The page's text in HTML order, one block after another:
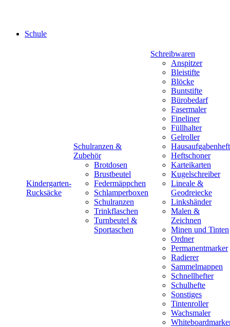
Schule
Kindergarten-
Rucksäcke
Schulranzen &
Zubehör
Brotdosen
Brustbeutel
Federmäppchen
Schlamperboxen
Schulranzen
Trinkflaschen
Turnbeutel &
Sportaschen
Schreibwaren
Anspitzer
Bleistifte
Blöcke
Buntstifte
Bürobedarf
Fasermaler
Fineliner
Füllhalter
Gelroller
Hausaufgabenheft
Heftschoner
Karteikarten
Kugelschreiber
Lineale &
Geodreiecke
Linkshänder
Malen &
Zeichnen
Minen und Tinten
Ordner
Permanentmarker
Radierer
Sammelmappen
Schnellhefter
Schulhefte
Sonstiges
Tintenroller
Wachsmaler